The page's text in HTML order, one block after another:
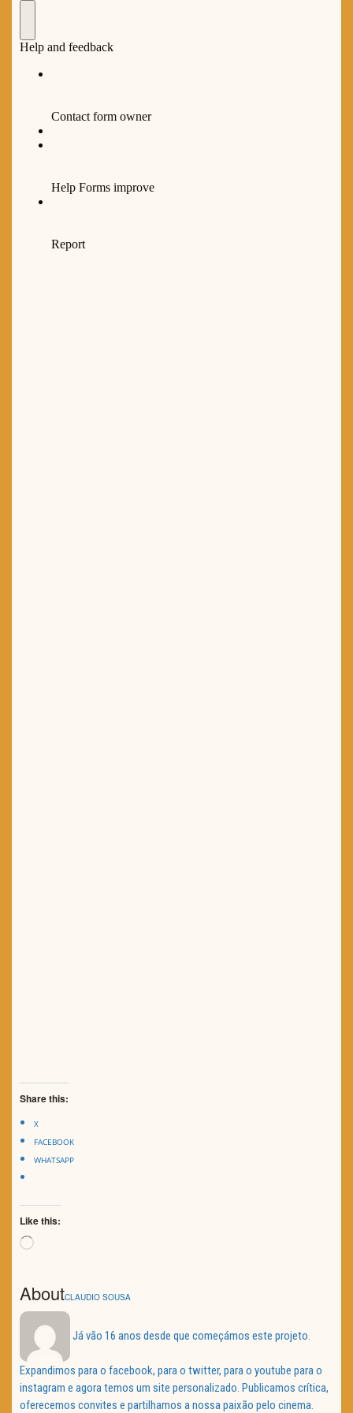
Share this:
X
FACEBOOK
WHATSAPP
Like this:
Loading…
AboutCLAUDIO SOUSA
Já vão 16 anos desde que começámos este projeto.
Expandimos para o facebook, para o twitter, para o youtube para o
instagram e agora temos um site personalizado. Publicamos crítica,
oferecemos convites e partilhamos a nossa paixão pelo cinema.